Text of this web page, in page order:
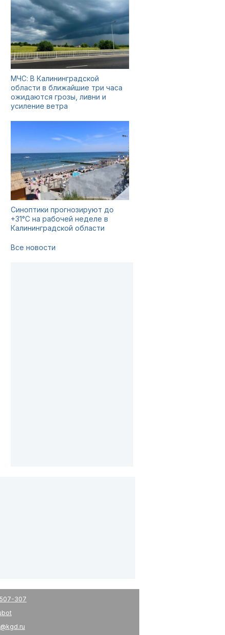
МЧС: В Калининградской
области в ближайшие три часа
ожидаются грозы, ливни и
усиление ветра
Синоптики прогнозируют до
+31°C на рабочей неделе в
Калининградской области
Все новости
307